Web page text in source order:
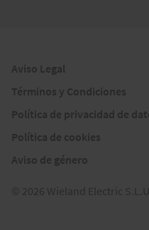
Aviso Legal
Términos y Condiciones
Política de privacidad de
Política de cookies
Aviso de género
© 2026 Wieland Electric